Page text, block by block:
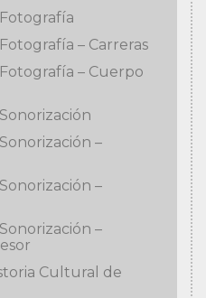
– Carreras
– Cuerpo
–
–
–
Cultural de